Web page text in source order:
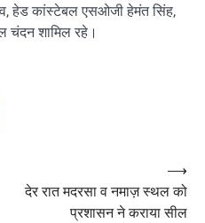
हेड कांस्टेबल एसओजी हेमंत सिंह,
चंदन शामिल रहे।
देर रात मदरसा व नमाज़ स्थल को
प्रशासन ने कराया सील
⟶